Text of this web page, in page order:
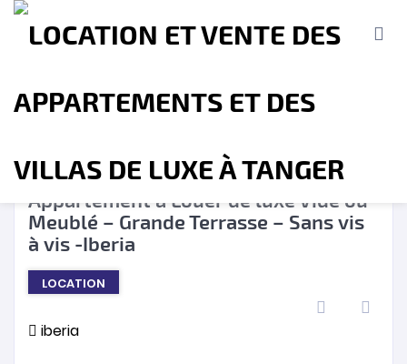
Accueil A propos
Contact
❮ ❯
Appartement à Louer de luxe Vide ou
Meublé – Grande Terrasse – Sans vis
à vis -Iberia
LOCATION
iberia